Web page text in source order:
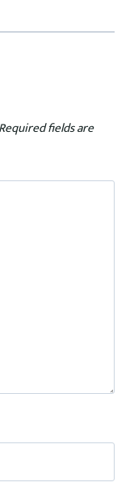
Required fields are